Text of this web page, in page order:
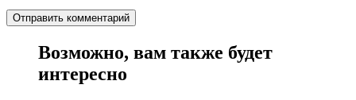
Возможно, вам также будет
интересно